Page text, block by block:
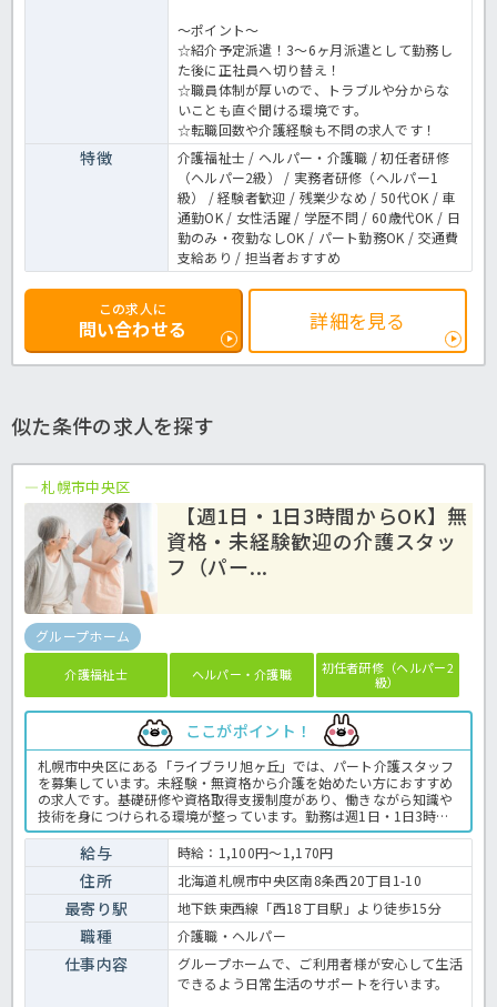
～ポイント～
☆紹介予定派遣！3～6ヶ月派遣として勤務し
た後に正社員へ切り替え！
☆職員体制が厚いので、トラブルや分からな
いことも直ぐ聞ける環境です。
☆転職回数や介護経験も不問の求人です！
特徴
介護福祉士 / ヘルパー・介護職 / 初任者研修
（ヘルパー2級） / 実務者研修（ヘルパー1
級） / 経験者歓迎 / 残業少なめ / 50代OK / 車
通勤OK / 女性活躍 / 学歴不問 / 60歳代OK / 日
勤のみ・夜勤なしOK / パート勤務OK / 交通費
支給あり / 担当者おすすめ
この求人に
問い合わせる 詳細を見る
似た条件の求人を探す
札幌市中央区
【週1日・1日3時間からOK】無
資格・未経験歓迎の介護スタッ
フ（パー...
グループホーム
介護福祉士 ヘルパー・介護職
初任者研修（ヘルパー2
級）
ここがポイント！
札幌市中央区にある「ライブラリ旭ヶ丘」では、パート介護スタッフ
を募集しています。未経験・無資格から介護を始めたい方におすすめ
の求人です。基礎研修や資格取得支援制度があり、働きながら知識や
技術を身につけられる環境が整っています。勤務は週1日・1日3時間
から相談できるため、家庭やプライベートとの両立を目指す方にも向
いています。職場見学も可能ですので、施設の雰囲気を確認してから
応募を検討したい方もぜひお問い合わせください。介護業務全般で
す。〈介護職 パート グループホームの求人〉
給与 時給：1,100円～1,170円
住所 北海道札幌市中央区南8条西20丁目1-10
最寄り駅 地下鉄東西線「西18丁目駅」より徒歩15分
職種 介護職・ヘルパー
仕事内容
グループホームで、ご利用者様が安心して生活
できるよう日常生活のサポートを行います。